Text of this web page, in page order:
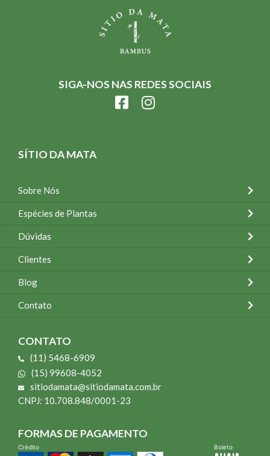
SIGA-NOS NAS REDES SOCIAIS
SÍTIO DA MATA
Sobre Nós
Espécies de Plantas
Dúvidas
Clientes
Blog
Contato
CONTATO
(11) 5468-6909
(15) 99608-4052
sitiodamata@sitiodamata.com.br
CNPJ: 10.708.848/0001-23
FORMAS DE PAGAMENTO
Crédito Boleto